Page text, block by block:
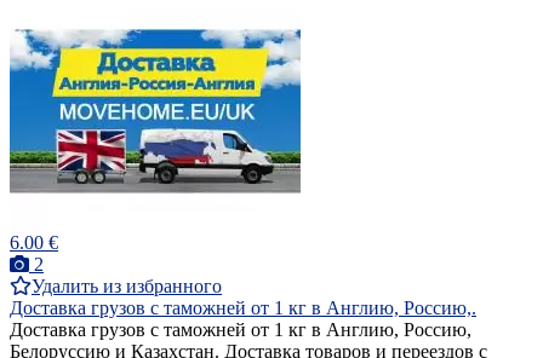
6.00 €
2
Удалить из избранного
Доставка грузов с таможней от 1 кг в Англию, Россию,.
Доставка грузов с таможней от 1 кг в Англию, Россию,
Белоруссию и Казахстан. Доставка товаров и переездов с